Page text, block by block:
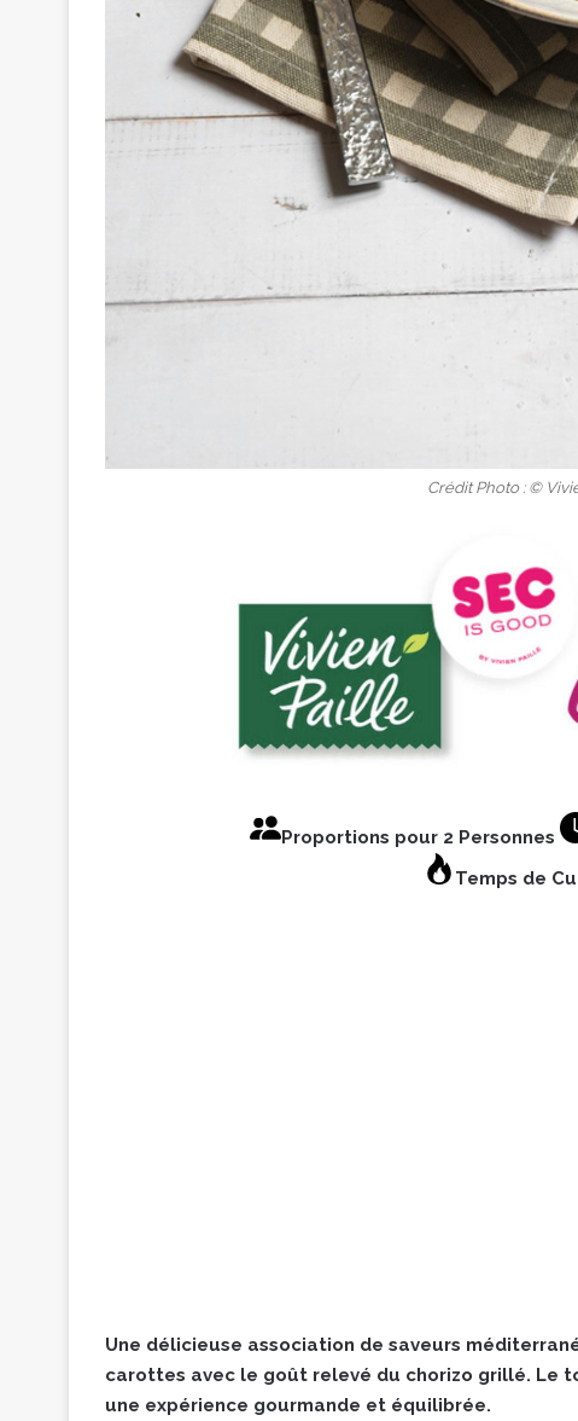
Crédit Photo : ©
Proportions pour 2 Personnes
Temps de
Une délicieuse association de saveurs
carottes avec le goût relevé du chorizo grillé. Le
une expérience gourmande et équilibrée.